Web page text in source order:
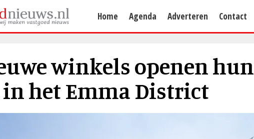
Home Agenda Adverteren Contact
winkels openen hun
het Emma District